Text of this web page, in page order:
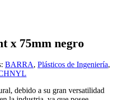
x 75mm negro
BARRA, Plásticos de Ingeniería,
debido a su gran versatilidad